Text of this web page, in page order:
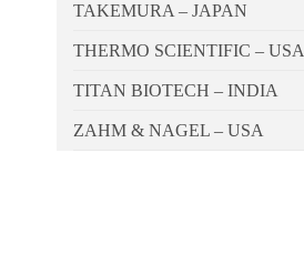
TAKEMURA – JAPAN
THERMO SCIENTIFIC – USA
TITAN BIOTECH – INDIA
ZAHM & NAGEL – USA